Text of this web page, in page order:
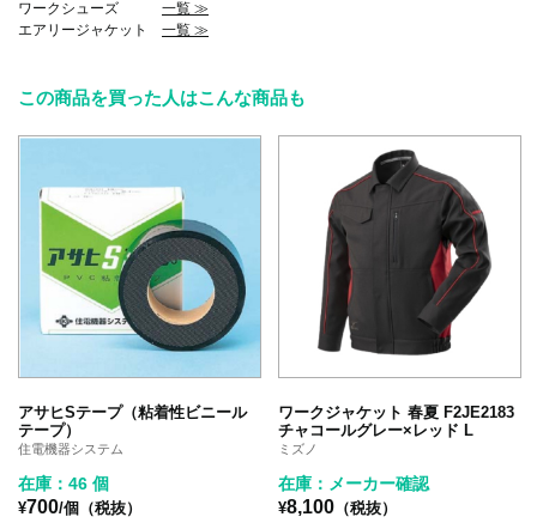
ワークシューズ 一覧 ≫
エアリージャケット 一覧 ≫
この商品を買った人はこんな商品も
アサヒSテープ（粘着性ビニール
テープ）
住電機器システム
在庫：46 個
¥700/個（税抜）
ワークジャケット 春夏 F2JE2183
チャコールグレー×レッド L
ミズノ
在庫：メーカー確認
¥8,100 （税抜）